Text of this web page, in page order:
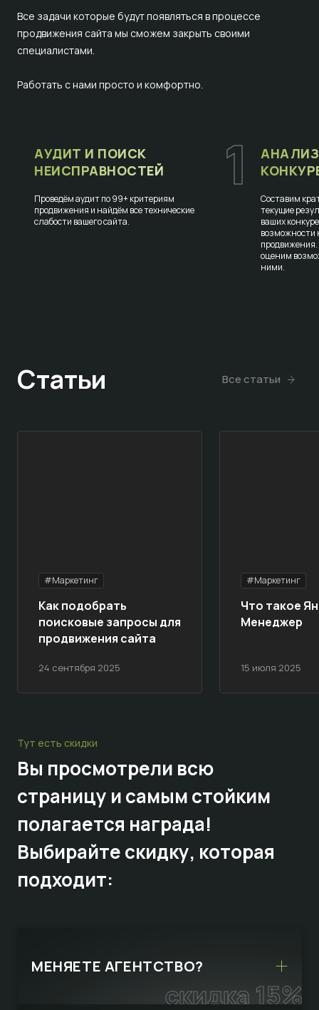
Все задачи которые будут появляться в процессе
продвижения сайта мы сможем закрыть своими
специалистами.
Работать с нами просто и комфортно.
1
АУДИТ И ПОИСК
НЕИСПРАВНОСТЕЙ
Проведём аудит по 99+ критериям
продвижения и найдём все технические
слабости вашего сайта.
Составим
текущие
ваших
возможности
оценим
ними.
Статьи Все статьи
#Маркетинг
24 сентября 2025
Как подобрать
поисковые запросы для
продвижения сайта
#Маркетинг
15 июля 2025
Что такое
Менеджер
Тут есть скидки
Вы просмотрели всю
страницу и самым стойким
полагается награда!
Выбирайтескидку, которая
подходит:
скидка 15%
МЕНЯЕТЕ АГЕНТСТВО?